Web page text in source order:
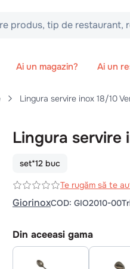
tip de restaurant, retetă...
Ai un magazin? Ai un
Lingura servire inox 18/10
Lingura servire
set*12 buc
Te rugăm să te
GiorinoxCOD: GIO2010-00
Din aceeasi gama